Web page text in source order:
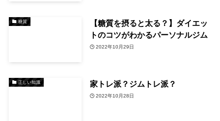
糖質
【糖質を摂ると太る？】ダイエッ
トのコツがわかるパーソナルジム
2022年10月29日
正しい知識 家トレ派？ジムトレ派？
2022年10月28日